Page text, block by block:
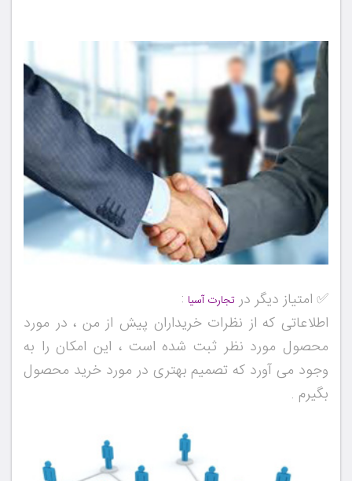
✅ امتیاز دیگر در تجارت آسیا :
اطلاعاتی که از نظرات خریداران پیش از من ، در مورد
محصول مورد نظر ثبت شده است ، این امکان را به
وجود می آورد که تصمیم بهتری در مورد خرید محصول
بگیرم .